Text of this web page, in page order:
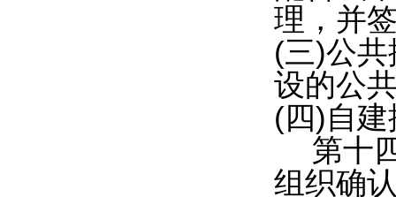
理，并
(三)公
设的公
(四)自
第十
组织确